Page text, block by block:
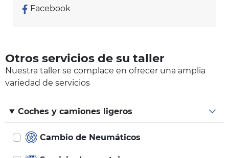
Facebook
Otros servicios de su taller
Nuestra taller se complace en ofrecer una amplia
variedad de servicios
Coches y camiones ligeros
Cambio de Neumáticos